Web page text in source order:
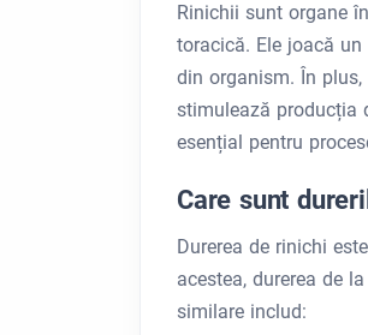
Rinichii sunt organe
toracică. Ele joacă
din organism. În
stimulează producția
esențial pentru
Care sunt
Durerea de rinichi
acestea, durerea de
similare includ: